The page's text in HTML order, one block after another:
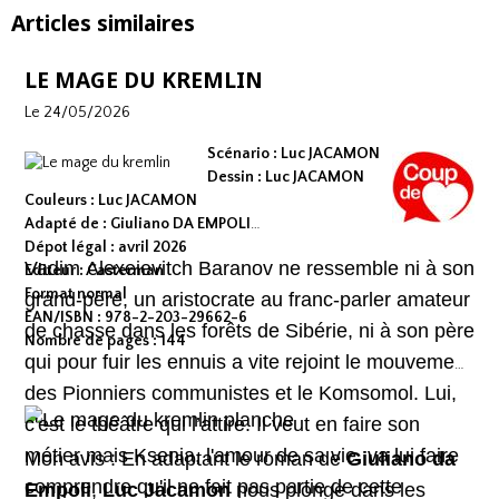
Articles similaires
LE MAGE DU KREMLIN
Le 24/05/2026
Scénario : Luc JACAMON
Dessin : Luc JACAMON
Couleurs : Luc JACAMON
Adapté de : Giuliano DA EMPOLI
Dépot légal : avril 2026
Editeur : Casterman
Format normal
EAN/ISBN : 978-2-203-29662-6
Nombre de pages : 144
Vadim Alexeievitch Baranov ne ressemble ni à son
grand-père, un aristocrate au franc-parler amateur
de chasse dans les forêts de Sibérie, ni à son père
qui pour fuir les ennuis a vite rejoint le mouvement
des Pionniers communistes et le Komsomol. Lui,
c'est le théâtre qui l’attire. Il veut en faire son
métier mais Ksenia, l'amour de sa vie, va lui faire
comprendre qu'il ne fait pas partie de cette
Mon avis : En adaptant le roman deGiuliano da
Empoli,Luc Jacamonnous plonge dans les